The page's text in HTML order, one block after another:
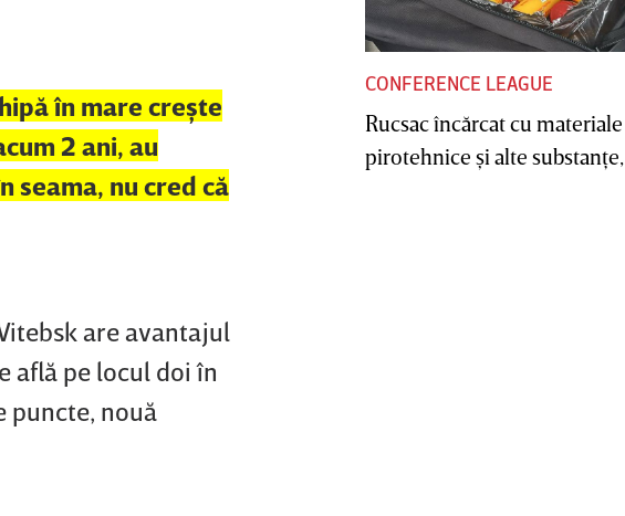
în mare creşte
2 ani, au
seama, nu cred că
are avantajul
află pe locul doi în
puncte, nouă
CONFERENCE LEAGUE
Rucsac încărcat cu materiale
pirotehnice şi alte substanţe,